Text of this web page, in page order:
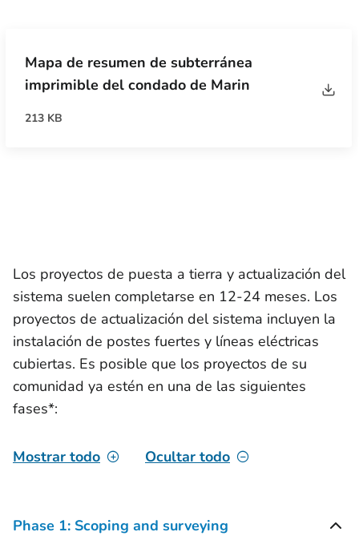
Mapa de resumen de subterránea
imprimible del condado de Marin
213 KB
Los proyectos de puesta a tierra y actualización del
sistema suelen completarse en 12-24 meses. Los
proyectos de actualización del sistema incluyen la
instalación de postes fuertes y líneas eléctricas
cubiertas. Es posible que los proyectos de su
comunidad ya estén en una de las siguientes
fases*:
Mostrar todo Ocultar todo
Phase 1: Scoping and surveying